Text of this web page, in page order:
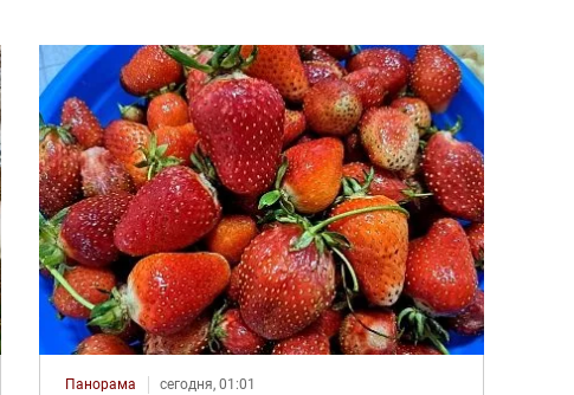
Панорама сегодня, 01:01